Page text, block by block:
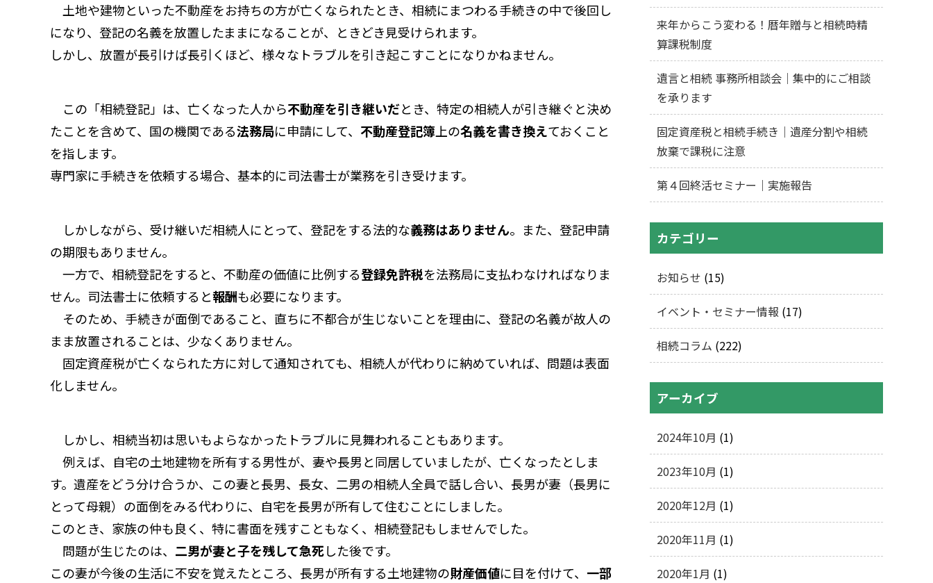
土地や建物といった不動産をお持ちの方が亡くなられたとき、相続にまつわる手続きの中で後回し
になり、登記の名義を放置したままになることが、ときどき見受けられます。
しかし、放置が長引けば長引くほど、様々なトラブルを引き起こすことになりかねません。
この「相続登記」は、亡くなった人から不動産を引き継いだとき、特定の相続人が引き継ぐと決め
たことを含めて、国の機関である法務局に申請にして、 不動産登記簿 上の名義を書き換えておくこと
を指します。
専門家に手続きを依頼する場合、基本的に司法書士が業務を引き受けます。
しかしながら、受け継いだ相続人にとって、登記をする法的な義務はありません。また、登記申請
の期限もありません。
一方で、相続登記をすると、不動産の価値に比例する登録免許税を法務局に支払わなければなりま
せん。司法書士に依頼すると報酬も必要になります。
そのため、手続きが面倒であること、直ちに不都合が生じないことを理由に、登記の名義が故人の
まま放置されることは、少なくありません。
固定資産税が亡くなられた方に対して通知されても、相続人が代わりに納めていれば、問題は表面
化しません。
しかし、相続当初は思いもよらなかったトラブルに見舞われることもあります。
例えば、自宅の土地建物を所有する男性が、妻や長男と同居していましたが、亡くなったとしま
す。遺産をどう分け合うか、この妻と長男、長女、二男の相続人全員で話し合い、長男が妻（長男に
とって母親）の面倒をみる代わりに、自宅を長男が所有して住むことにしました。
このとき、家族の仲も良く、特に書面を残すこともなく、相続登記もしませんでした。
問題が生じたのは、 二男が妻と子を残して急死した後です。
この妻が今後の生活に不安を覚えたところ、長男が所有する土地建物の財産価値に目を付けて、 一部
来年からこう変わる！暦年贈与と相続時精
算課税制度
遺言と相続 事務所相談会｜集中的にご相談
を承ります
固定資産税と相続手続き｜遺産分割や相続
放棄で課税に注意
第４回終活セミナー｜実施報告
カテゴリー
お知らせ (15)
イベント・セミナー情報 (17)
相続コラム (222)
アーカイブ
2024年10月 (1)
2023年10月 (1)
2020年12月 (1)
2020年11月 (1)
2020年1月 (1)